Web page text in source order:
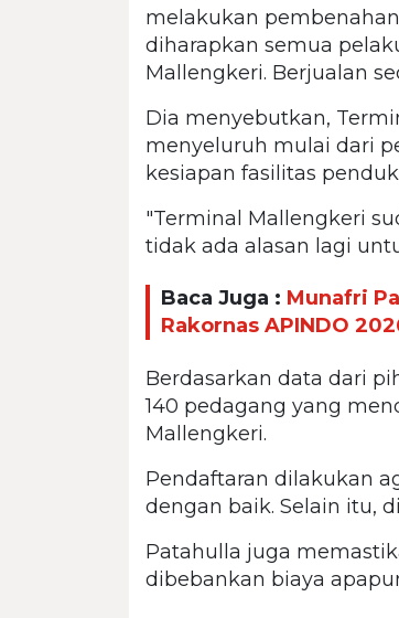
melakukan
diharapkan semua
Mallengkeri. Berjualan
Dia menyebutkan,
menyeluruh mulai dari
kesiapan fasilitas
"Terminal Mallengkeri
tidak ada alasan lagi
Baca Juga : Munafri
Rakornas APINDO
Berdasarkan data dari
140 pedagang yang
Mallengkeri.
Pendaftaran dilakukan
dengan baik. Selain itu,
Patahulla juga
dibebankan biaya